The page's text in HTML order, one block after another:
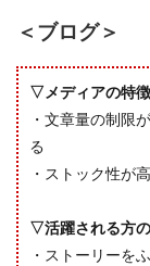
＜ブログ＞
▽メディアの特徴
・文章量の制限
る
・ストック性が
▽活躍される方
・ストーリーを